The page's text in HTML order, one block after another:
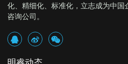
化、精细化、标准化，立志成为中国
咨询公司。